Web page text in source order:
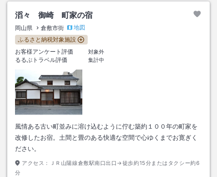
滔々 御崎 町家の宿
岡山県 倉敷市街
地図
ふるさと納税対象施設
お客様アンケート評価
対象外
るるぶトラベル評価 集計中
風情ある古い町並みに溶け込むように佇む築約１００年の町家を
改修したお宿。土間と畳のある快適な空間で心ゆくまでお寛ぎく
ださい。
アクセス：
ＪＲ山陽線倉敷駅南口出口→徒歩約15分またはタクシー約6
分